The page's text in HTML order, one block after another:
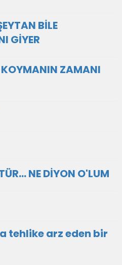
BİLE
GİYER
ZAMANI
NE DİYON O'LUM
tehlike arz eden bir